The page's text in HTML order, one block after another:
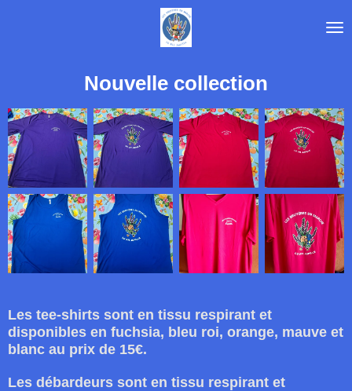
Nouvelle collection
Les tee-shirts sont en tissu respirant et
disponibles en fuchsia, bleu roi, orange, mauve et
blanc au prix de 15€.
Les débardeurs sont en tissu respirant et